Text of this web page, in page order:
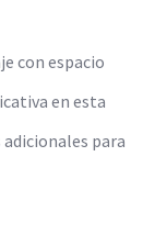
con espacio
en esta
para